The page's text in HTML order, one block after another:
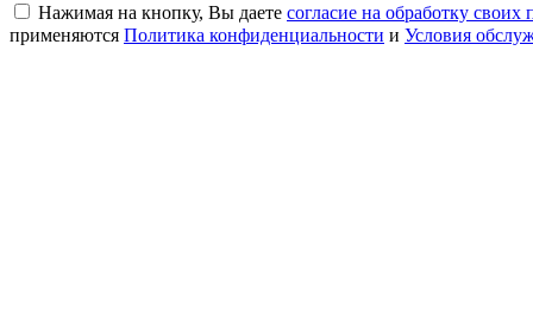
Нажимая на кнопку, Вы даете согласие на обработку
применяются Политика конфиденциальности и Условия